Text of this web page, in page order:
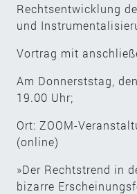
Rechtsentwicklung
und
Vortrag mit
Am Donnerststag,
19.00 Uhr;
Ort: ZOOM-
(online)
»Der Rechtstrend in
bizarre